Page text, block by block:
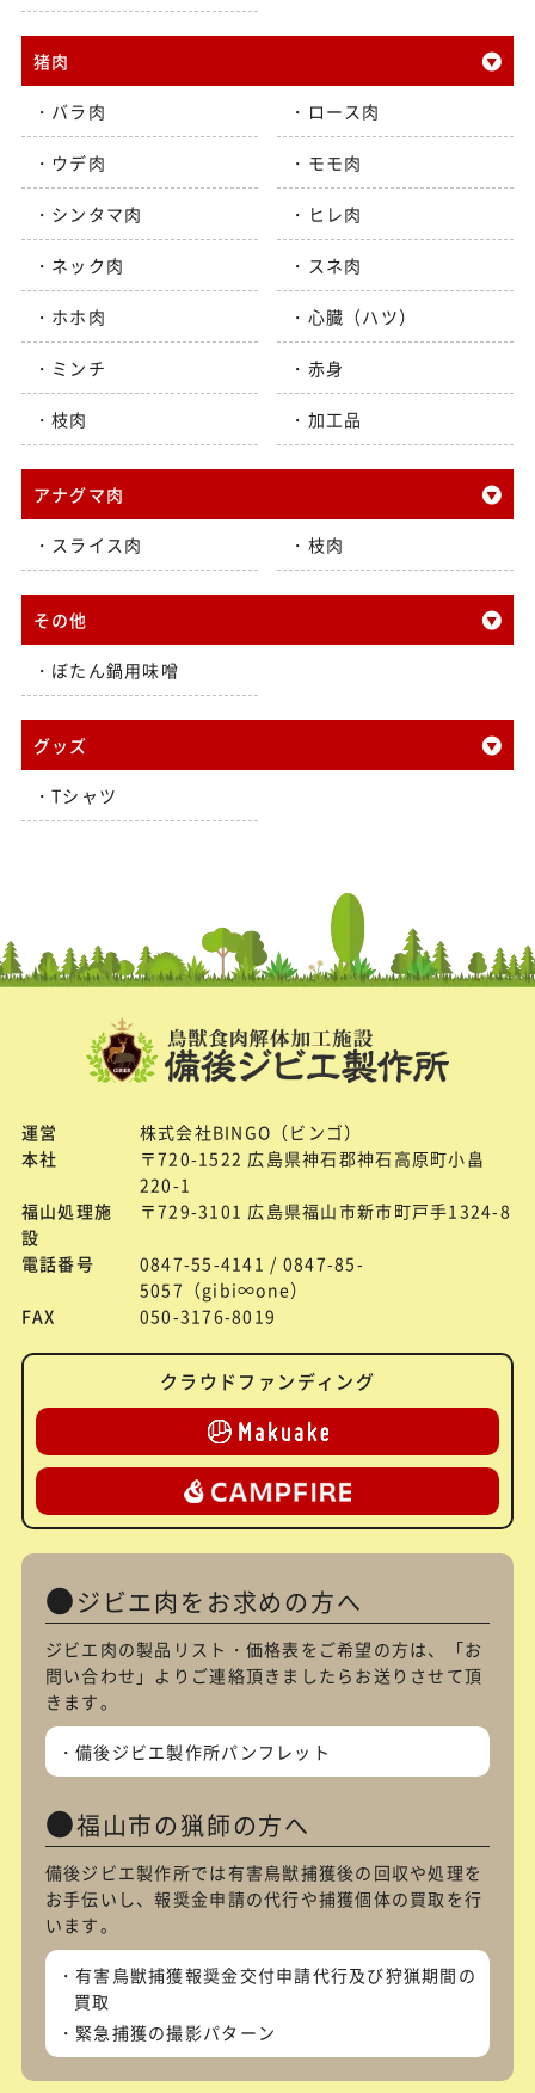
猪肉
バラ肉 ロース肉
ウデ肉 モモ肉
シンタマ肉 ヒレ肉
ネック肉 スネ肉
ホホ肉 心臓（ハツ）
ミンチ 赤身
枝肉 加工品
アナグマ肉
スライス肉 枝肉
その他
ぼたん鍋用味噌
グッズ
Tシャツ
運営
株式会社BINGO（ビンゴ）
本社
〒720-1522 広島県神石郡神石高原町小畠
220-1
福山処理施
設
〒729-3101 広島県福山市新市町戸手1324-8
電話番号
0847-55-4141 / 0847-85-
5057（gibi∞one）
FAX
050-3176-8019
クラウドファンディング
ジビエ肉をお求めの方へ
ジビエ肉の製品リスト・価格表をご希望の方は、「お
問い合わせ 」よりご連絡頂きましたらお送りさせて頂
きます。
備後ジビエ製作所パンフレット
福山市の猟師の方へ
備後ジビエ製作所では有害鳥獣捕獲後の回収や処理を
お手伝いし、報奨金申請の代行や捕獲個体の買取を行
います。
有害鳥獣捕獲報奨金交付申請代行及び狩猟期間の
買取
緊急捕獲の撮影パターン